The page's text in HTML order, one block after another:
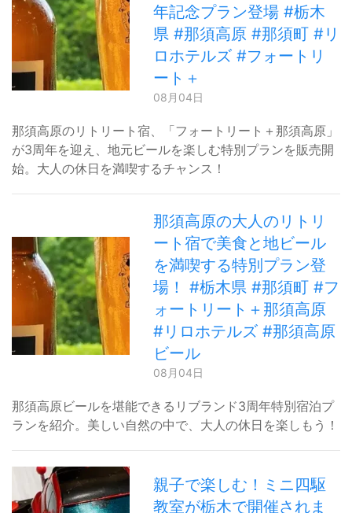
年記念プラン登場 #栃木
県 #那須高原 #那須町 #リ
ロホテルズ #フォートリ
ート＋
08月04日
那須高原のリトリート宿、「フォートリート＋那須高原」
が3周年を迎え、地元ビールを楽しむ特別プランを販売開
始。大人の休日を満喫するチャンス！
那須高原の大人のリトリ
ート宿で美食と地ビール
を満喫する特別プラン登
場！ #栃木県 #那須町 #フ
ォートリート＋那須高原
#リロホテルズ #那須高原
ビール
08月04日
那須高原ビールを堪能できるリブランド3周年特別宿泊プ
ランを紹介。美しい自然の中で、大人の休日を楽しもう！
親子で楽しむ！ミニ四駆
教室が栃木で開催されま